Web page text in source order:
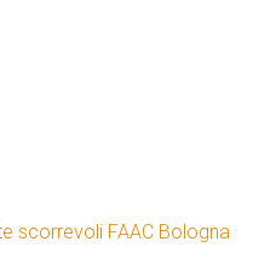
scorrevoli FAAC Bologna